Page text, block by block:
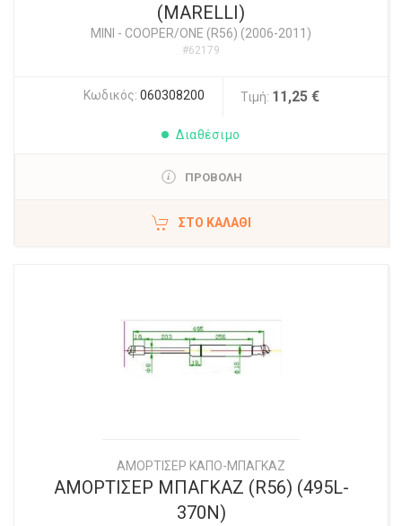
(MARELLI)
MINI - COOPER/ONE (R56) (2006-2011)
#62179
Κωδικός: 060308200 Τιμή: 11,25 €
Διαθέσιμο
ΠΡΟΒΟΛΗ
ΣΤΟ ΚΑΛΆΘΙ
ΑΜΟΡΤΙΣΕΡ ΚΑΠΟ-ΜΠΑΓΚΑΖ
ΑΜΟΡΤΙΣΕΡ ΜΠΑΓΚΑΖ (R56) (495L-
370N)